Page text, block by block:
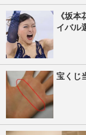
《坂
イバル
宝くじ